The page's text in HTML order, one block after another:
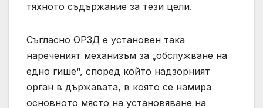
тяхното съдържание за тези цели.
Съгласно ОРЗД е установен така
нареченият механизъм за „обслужване на
едно гише“, според който надзорният
орган в държавата, в която се намира
основното място на установяване на